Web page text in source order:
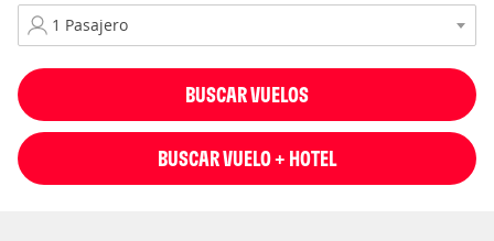
BUSCAR VUELOS
BUSCAR VUELO + HOTEL